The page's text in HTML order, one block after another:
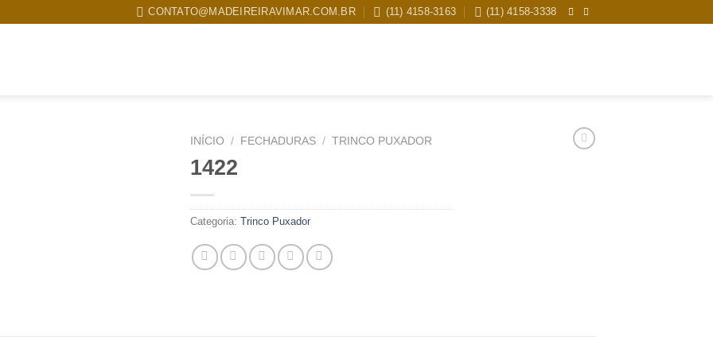
CONTATO@MADEIREIRAVIMAR.COM.BR (11) 4158-3163 (11) 4158-3338
INÍCIO / FECHADURAS / TRINCO PUXADOR
1422
Categoria: Trinco Puxador